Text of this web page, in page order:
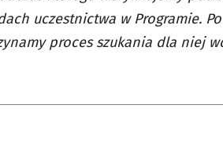
uczestnictwa w Programie.
proces szukania dla niej